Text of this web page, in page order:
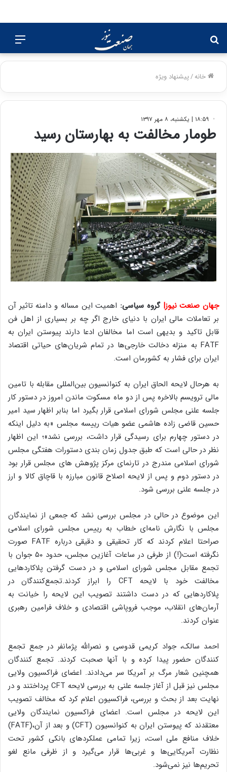
برای
خانه/پیشنهاد ویژه
۱۸:۵۹ | یکشنبه، ۸ مهر ۱۳۹۷
طومار مخالفت به بهارستان رسید
جهان صنعت نیوز| گروه سیاسی: اهمیت این مساله و دامنه تاثیر آن
بر تعاملات مالی ایران با دنیای خارج اگر چه بر بسیاری از اهل فن
قابل تاکید و بدیهی است اما مخالفان ادعا دارند پیوستن ایران به
FATF به منزله دخالت خارجی‌ها در تمام شریان‌های حیاتی اقتصاد
ایران برای فشار به کشورمان است.
به هرحال لایحه الحاق ایران به کنوانسیون بین‌المللی مقابله با تامین
مالی ترویسم بالاخره پس از دو ماه مسکوت ماندن امروز در دستور کار
جلسه علنی مجلس شورای اسلامی قرار بگیرد اما بنابر اظهار سید امیر
حسین قاضی زاده هاشمی عضو هیات رییسه مجلس «به دلیل اینکه
در دستور چهارم برای رسیدگی قرار داشت، بررسی نشد»؛ این اظهار
نظر در حالی است که طبق جدول زمان بندی دستورات هفتگی مجلس
شورای اسلامی مندرج در تارنمای مرکز پژوهش های مجلس قرار بود
در دستور دوم و پس از لایحه اصلاح قانون مبارزه با قاچاق کالا و ارز
در جلسه علنی بررسی شود.
این موضوع در حالی در مجلس بررسی نشد که جمعی از نمایندگان
مجلس با نگارش نامه‌ای خطاب به رییس مجلس شورای اسلامی
صراحتا اعلام کردند که کار تحقیقی و دقیقی درباره FATF صورت
نگرفته است(!) از طرفی در ساعات آغازین مجلس، حدود ۵۰ جوان با
تجمع مقابل مجلس شورای اسلامی و در دست گرفتن پلاکاردهایی
مخالفت خود با لایحه CFT را ابراز کردند.تجمع‌کنندگان در
پلاکاردهایی که در دست داشتند تصویب این لایحه را خیانت به
آرمان‌های انقلاب، موجب فروپاشی اقتصادی و خلاف فرامین رهبری
عنوان کردند.
احمد سالک، جواد کریمی قدوسی و نصرالله پژمانفر در جمع تجمع
کنندگان حضور پیدا کرده و با آنها صحبت کردند. تجمع کنندگان
همچنین شعار مرگ بر آمریکا سر می‌دادند. اعضای فراکسیون ولایی
مجلس نیز قبل از آغاز جلسه علنی به بررسی لایحه CFT پرداختند و در
نهایت بعد از بحث و بررسی، فراکسیون اعلام کرد که مخالف تصویب
این لایحه در مجلس است. اعضای فراکسیون نمایندگان ولایی
معتقدند که پیوستن ایران به کنوانسیون (CFT) و بعد از آن،(FATF)
خلاف منافع ملی است، زیرا تمامی عملکردهای بانکی کشور تحت
نظارت آمریکایی‌ها و غربی‌ها قرار می‌گیرد و از ظرفی مانع لغو
تحریم‌ها نیز نمی‌شود.